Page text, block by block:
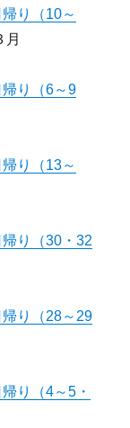
り（10～
月
り（6～9
り（13～
り（30・32
り（28～29
り（4～5・